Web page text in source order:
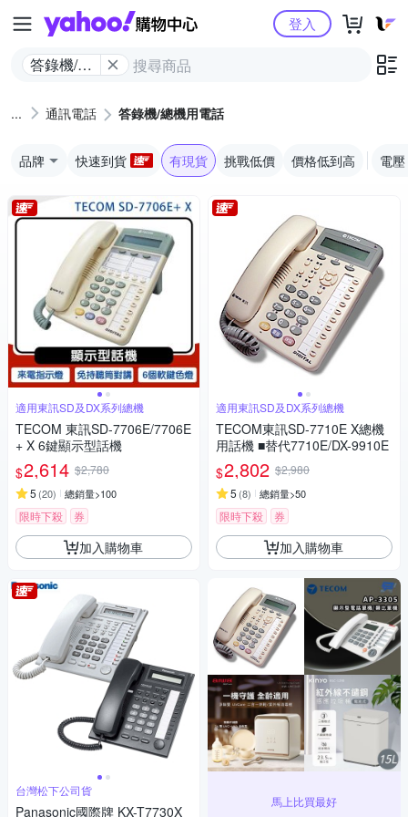
Yahoo購物中心
答錄機/總
登入
通訊電話 答錄機/總機用電話
品牌 快速到貨 有現貨 挑戰低價 價格低到高 電壓
適用東訊SD及DX系列總機
TECOM 東訊SD-7706E/7706E
+ X 6鍵顯示型話機
$2,614 $2,780
5 (20) 總銷量>100
限時下殺 券
加入購物車
台灣松下公司貨
Panasonic國際牌 KX-T7730X
適用東訊SD及DX系列總機
TECOM東訊SD-7710E X總機
用話機 ■替代7710E/DX-9910E
$2,802 $2,980
5 (8) 總銷量>50
限時下殺 券
加入購物車
馬上比買最好